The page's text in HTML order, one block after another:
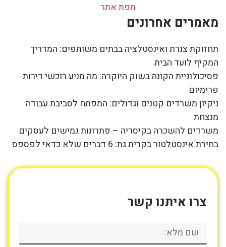
מפת אתר
מאמרים אחרונים
תחזוקת צנרת ואינסטלציה בבתים משותפים: המדריך
המקיף לועד הבית
פסיכולוגיית הקונה בשוק היוקרה: מה מניע רוכשי דירות
פרימיום
ניקיון משרדים קטנים וגדולים: המפתח לסביבת עבודה
מנצחת
משרדים להשכרה בקיסריה – פתרונות גמישים לעסקים
בחירת אינסטלטור בקרית גת: 6 דברים שלא כדאי לפספס
צרו איתנו קשר